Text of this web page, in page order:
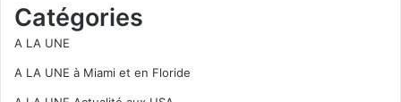
Catégories
A LA UNE
A LA UNE à Miami et en Floride